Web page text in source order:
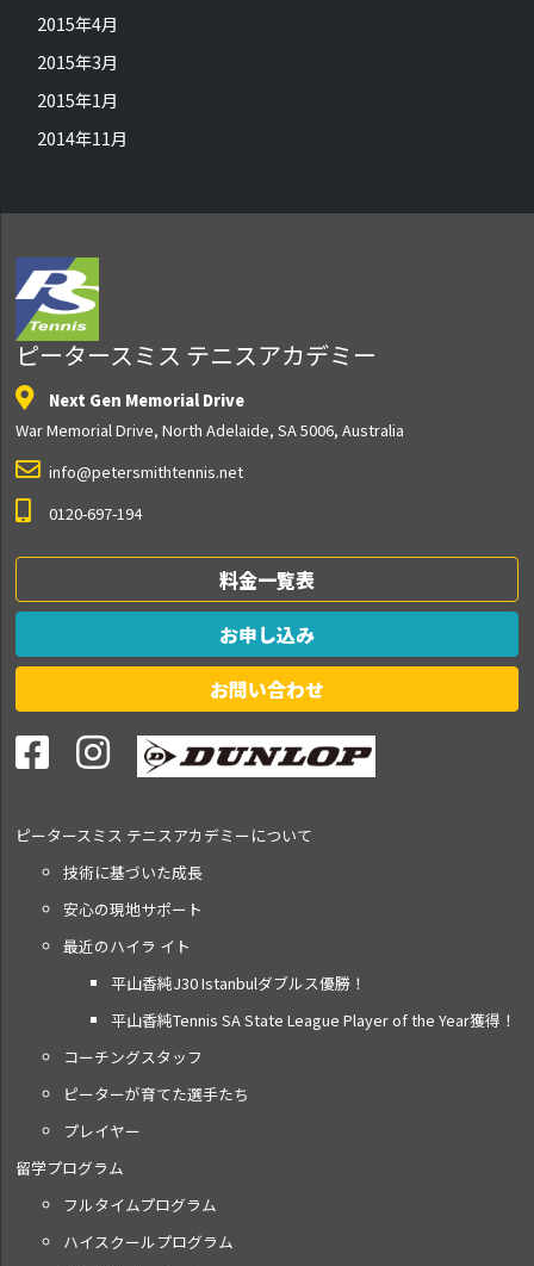
2015年4月
2015年3月
2015年1月
2014年11月
ピータースミス テニスアカデミー
Next Gen Memorial Drive
War Memorial Drive, North Adelaide, SA 5006, Australia
info@petersmithtennis.net
0120-697-194
料金一覧表
お申し込み
お問い合わせ
ピータースミス テニスアカデミーについて
技術に基づいた成長
安心の現地サポート
最近のハイラ イト
平山香純J30 Istanbulダブルス優勝！
平山香純Tennis SA State League Player of the Year獲得！
コーチングスタッフ
ピーターが育てた選手たち
プレイヤー
留学プログラム
フルタイムプログラム
ハイスクールプログラム